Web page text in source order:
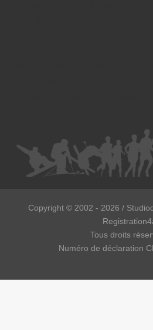
Copyright © 2002 - 2026 /
Tous droits
Numéro de déclaration